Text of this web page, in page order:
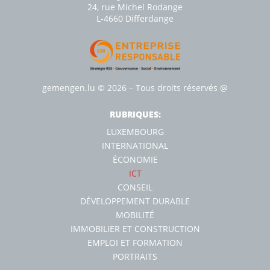
24, rue Michel Rodange
L-4660 Diﬀerdange
gemengen.lu © 2026 – Tous droits réservés @
RUBRIQUES:
LUXEMBOURG
INTERNATIONAL
ÉCONOMIE
ICT
CONSEIL
DÉVELOPPEMENT DURABLE
MOBILITÉ
IMMOBILIER ET CONSTRUCTION
EMPLOI ET FORMATION
PORTRAITS